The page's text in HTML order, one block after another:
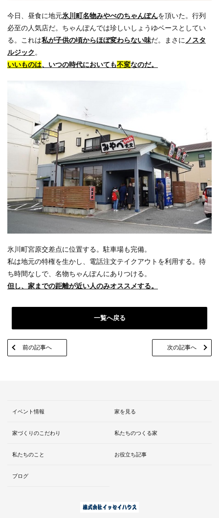
今日、昼食に地元氷川町名物みやべのちゃんぽんを頂いた。行列
必至の人気店だ。ちゃんぽんでは珍しいしょうゆベースとしてい
る。これは私が子供の頃からほぼ変わらない味だ。まさに ノスタ
ルジック 。
いいものは、いつの時代においても不変なのだ。
氷川町宮原交差点に位置する。駐車場も完備。
私は地元の特権を生かし、電話注文テイクアウトを利用する。待
ち時間なしで、名物ちゃんぽんにありつける。
但し、家までの距離が近い人のみオススメする。
一覧へ戻る
前の記事へ 次の記事へ
イベント情報 家を見る
家づくりのこだわり 私たちのつくる家
私たちのこと お役立ち記事
ブログ